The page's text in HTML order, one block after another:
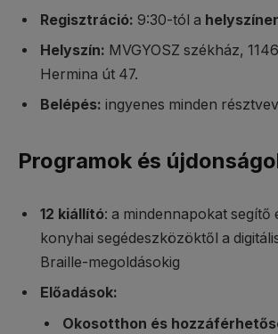
Regisztráció: 9:30-tól a
Helyszín: MVGYOSZ székház,
Hermina út 47.
Belépés: ingyenes minden
Programok és
12 kiállító: a mindennapokat segítő
konyhai segédeszközöktől a
Braille-megoldásokig
Előadások:
Okosotthon és